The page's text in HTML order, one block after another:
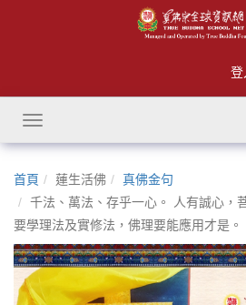
登
Toggle
navigation
首頁 蓮生活佛
真佛金句
千法、萬法、存乎一心。 人有誠心，
要學理法及實修法，佛理要能應用才是。